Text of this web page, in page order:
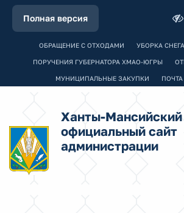
Полная версия
ОБРАЩЕНИЕ С ОТХОДАМИ УБОРКА СНЕГА
ПОРУЧЕНИЯ ГУБЕРНАТОРА ХМАО-ЮГРЫ
МУНИЦИПАЛЬНЫЕ ЗАКУПКИ ПОЧТА
Ханты-Мансийский
официальный сайт
администрации